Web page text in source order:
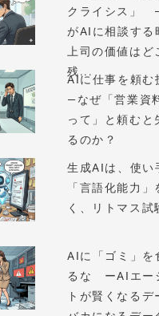
クライシス」
がAIに相談する
上司の価値はど
残...
AIに仕事を頼
—なぜ「営業資
って」と頼むと
るのか？
生成AIは、使い
「言語化能力」
く、リトマス試
AIに「ゴミ」を
るな ーAIエー
トが賢くなるデ